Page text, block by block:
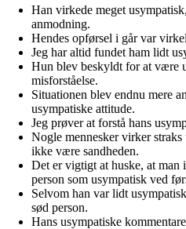
Han virkede meget
anmodning.
Hendes opførsel i går var
Jeg har altid fundet ham lidt
Hun blev beskyldt for at være
misforståelse.
Situationen blev endnu mere
usympatiske attitude.
Jeg prøver at forstå hans
Nogle mennesker virker
ikke være sandheden.
Det er vigtigt at huske, at man
person som usympatisk ved
Selvom han var lidt
sød person.
Hans usympatiske